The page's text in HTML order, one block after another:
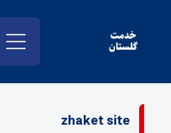
zhaket site